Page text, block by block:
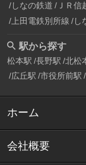
しなの鉄道 ＪＲ信
上田電鉄別所線 し
駅から探す
松本駅 長野駅 北松
広丘駅 市役所前駅
ホーム
会社概要